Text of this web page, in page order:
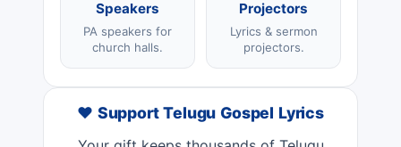
Speakers
PA speakers for
church halls.
Projectors
Lyrics & sermon
projectors.
❤️ Support Telugu Gospel Lyrics